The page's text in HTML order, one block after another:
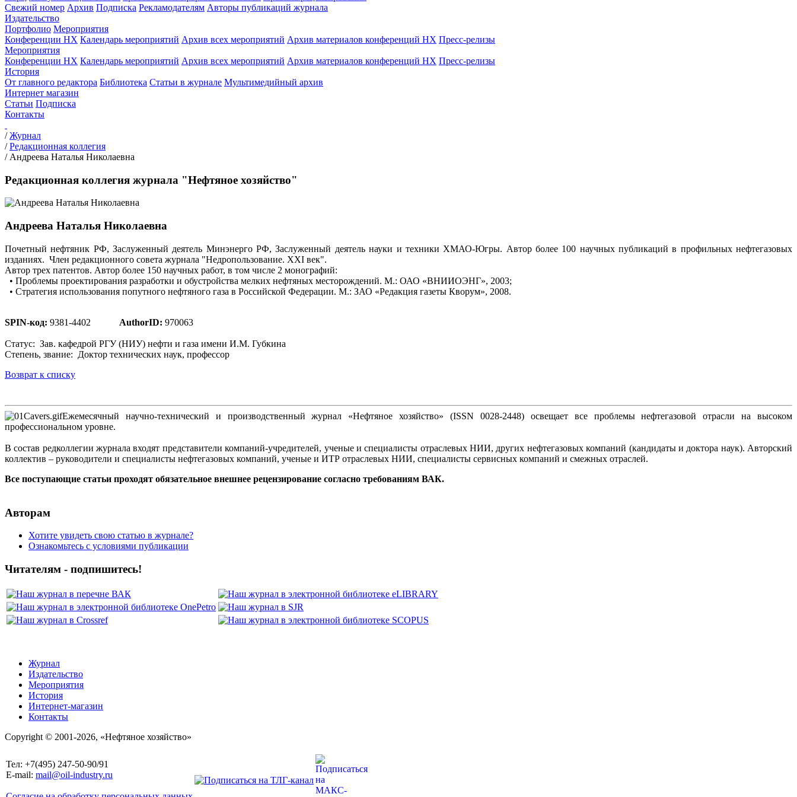
Свежий номер Архив Подписка Рекламодателям Авторы публикаций журнала
Издательство
Портфолио Мероприятия
Конференции НХ Календарь мероприятий Архив всех мероприятий Архив материалов конференций НХ Пресс-релизы
Мероприятия
Конференции НХ Календарь мероприятий Архив всех мероприятий Архив материалов конференций НХ Пресс-релизы
История
От главного редактора Библиотека Статьи в журнале Мультимедийный архив
Интернет магазин
Статьи Подписка
Контакты
/Журнал
/Редакционная коллегия
/ Андреева Наталья Николаевна
Редакционная коллегия журнала "Нефтяное хозяйство"
Андреева Наталья Николаевна
Почетный нефтяник РФ, Заслуженный деятель Минэнерго РФ, Заслуженный деятель науки и техники ХМАО-Югры. Автор более 100 научных публикаций в профильных нефтегазовых
изданиях. Член редакционного совета журнала "Недропользование. XXI век".
Автор трех патентов. Автор более 150 научных работ, в том числе 2 монографий:
• Проблемы проектирования разработки и обустройства мелких нефтяных месторождений. М.: ОАО «ВНИИОЭНГ», 2003;
• Стратегия использования попутного нефтяного газа в Российской Федерации. М.: ЗАО «Редакция газеты Кворум», 2008.
SPIN-код: 9381-4402 AuthorID: 970063
Статус: Зав. кафедрой РГУ (НИУ) нефти и газа имени И.М. Губкина
Cтепень, звание: Доктор технических наук, профессор
Возврат к списку
Ежемесячный научно-технический и производственный журнал «Нефтяное хозяйство» (ISSN 0028-2448) освещает все проблемы нефтегазовой отрасли на высоком
профессиональном уровне.
В состав редколлегии журнала входят представители компаний-учредителей, ученые и специалисты отраслевых НИИ, других нефтегазовых компаний (кандидаты и доктора наук). Авторский
коллектив – руководители и специалисты нефтегазовых компаний, ученые и ИТР отраслевых НИИ, специалисты сервисных компаний и смежных отраслей.
Все поступающие статьи проходят обязательное внешнее рецензирование согласно требованиям ВАК.
Авторам
Хотите увидеть свою статью в журнале?
Ознакомьтесь с условиями публикации
Читателям - подпишитесь!
Журнал
Издательство
Мероприятия
История
Интернет-магазин
Контакты
Copyright © 2001-2026, «Нефтяное хозяйство»
Тел: +7(495) 247-50-90/91
E-mail: mail@oil-industry.ru